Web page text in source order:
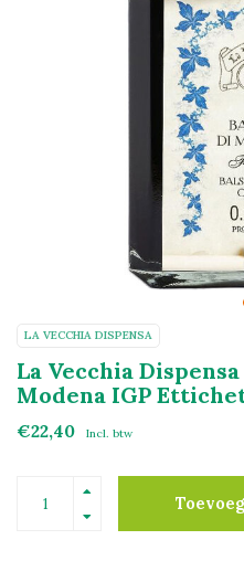
LA VECCHIA DISPENSA
La Vecchia
Modena IGP
€22,40 Incl. btw